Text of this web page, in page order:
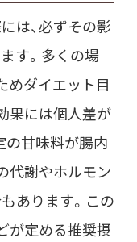
は、必ずその影
す。多くの場
めダイエット目
果には個人差が
の甘味料が腸内
代謝やホルモン
あります。この
が定める推奨摂